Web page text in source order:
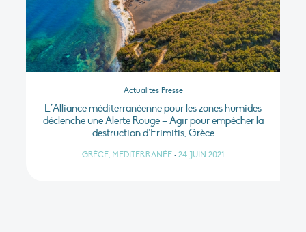
Actualités Presse
L’Alliance méditerranéenne pour les zones humides
déclenche une Alerte Rouge – Agir pour empêcher la
destruction d’Erimitis, Grèce
GRÈCE, MÉDITERRANÉE • 24 JUIN 2021